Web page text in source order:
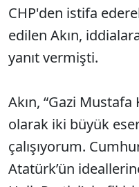
CHP'den istifa
edilen Akın,
yanıt vermişti.
Akın, “Gazi Mustafa
olarak iki büyük
çalışıyorum.
Atatürk’ün